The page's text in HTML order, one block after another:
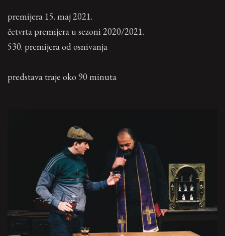
premijera 15. maj 2021.
četvrta premijera u sezoni 2020/2021.
530. premijera od osnivanja
predstava traje oko 90 minuta